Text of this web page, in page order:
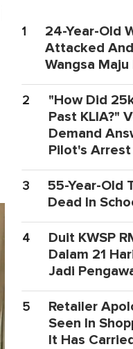
1
24-Year-Old
Attacked
Wangsa
2
"How Did
Past KLIA?"
Demand
Pilot's Arrest
3
55-Year-Old
Dead In
4
Duit KWSP
Dalam 21
Jadi
5
Retailer
Seen In
It Has